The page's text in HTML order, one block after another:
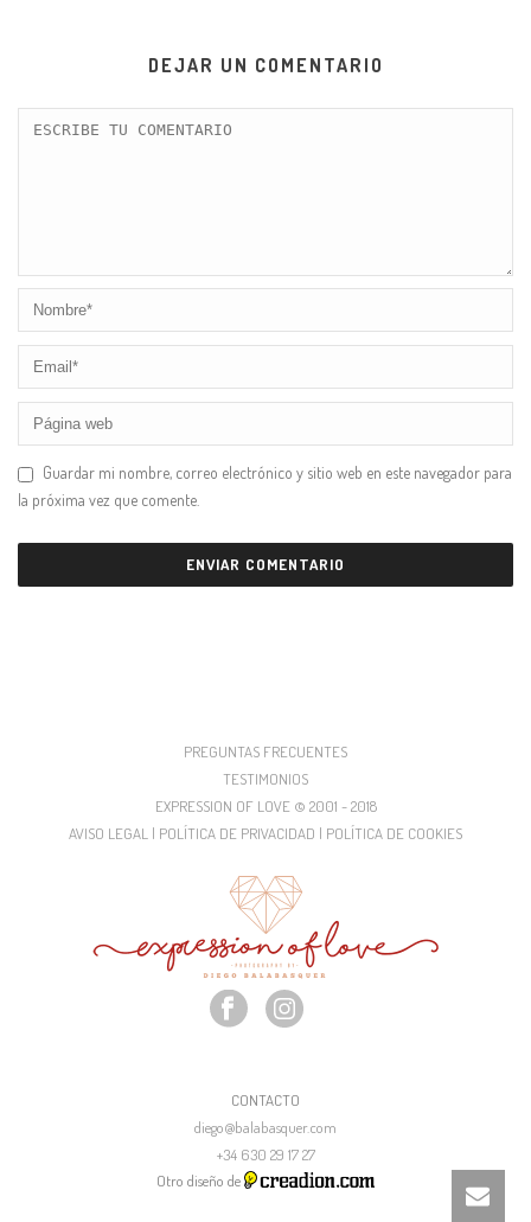
DEJAR UN COMENTARIO
Guardar mi nombre, correo electrónico y sitio web en este navegador para
la próxima vez que comente.
PREGUNTAS FRECUENTES
TESTIMONIOS
EXPRESSION OF LOVE © 2001 - 2018
AVISO LEGAL | POLÍTICA DE PRIVACIDAD | POLÍTICA DE COOKIES
CONTACTO
diego@balabasquer.com
+34 630 29 17 27
Otro diseño de